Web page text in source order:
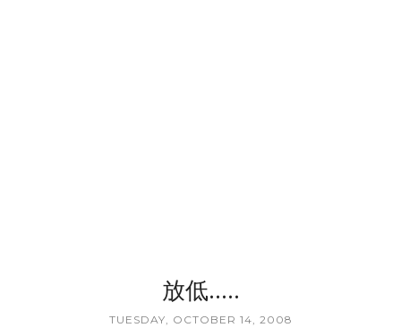
放低.....
TUESDAY, OCTOBER 14, 2008